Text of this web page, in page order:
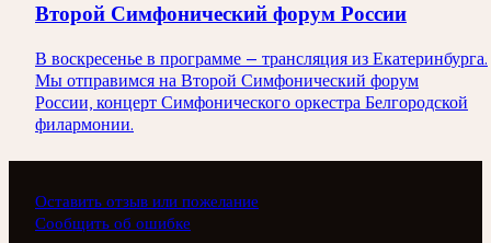
Второй Симфонический форум России
В воскресенье в программе — трансляция из Екатеринбурга.
Мы отправимся на Второй Симфонический форум
России, концерт Симфонического оркестра Белгородской
филармонии.
Оставить отзыв или пожелание
Сообщить об ошибке